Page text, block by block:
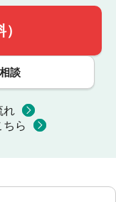
談
れ
ちら